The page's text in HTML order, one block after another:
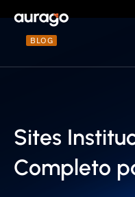
BLOG
Sites
Completo